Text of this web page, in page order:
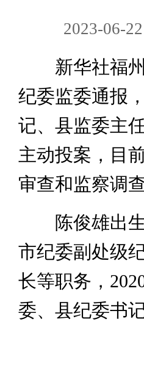
2023-06-
新华社福州6
纪委监委通报
记、县监委主
主动投案，目
审查和监察调查
陈俊雄出生
市纪委副处级
长等职务，
委、县纪委书